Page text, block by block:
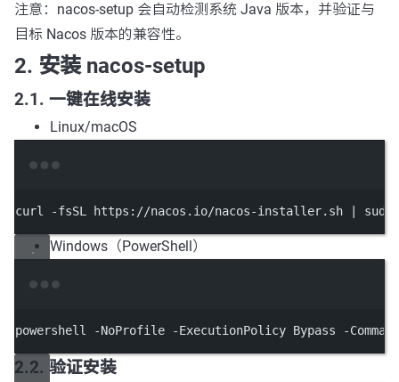
注意：nacos-setup 会自动检测系统 Java 版本，并验证与
目标 Nacos 版本的兼容性。
2. 安装 nacos-setup
2.1. 一键在线安装
Linux/macOS
curl -fsSL https://nacos.io/nacos-installer.sh sudo
Windows（PowerShell）
powershell -NoProfile -ExecutionPolicy Bypass -
2.2. 验证安装